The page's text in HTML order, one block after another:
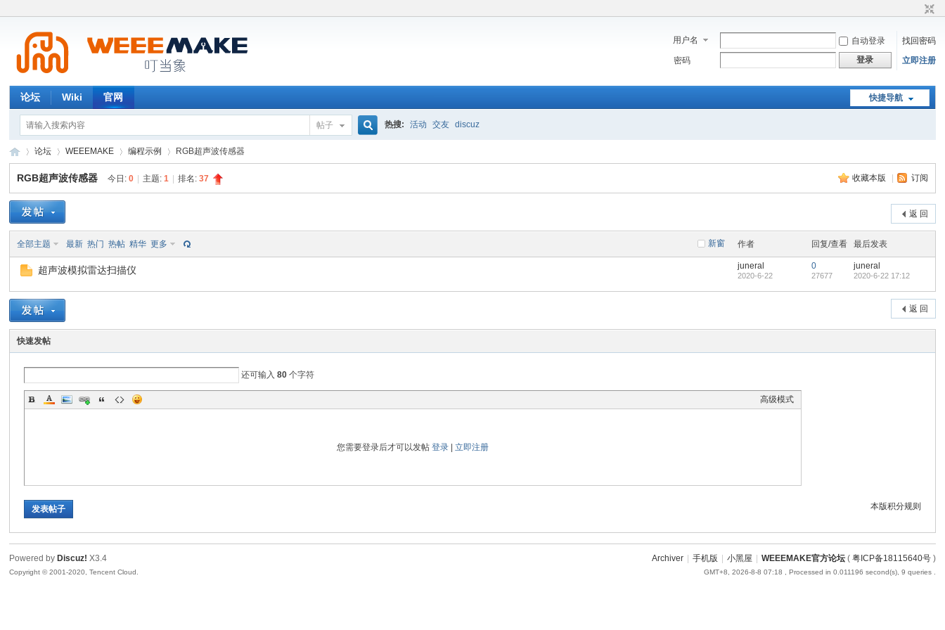
用户名 自动登录
找回密码
密码
登录 立即注册
快捷导航
论坛 Wiki 官网
帖子 热搜: 活动 交友 discuz
EE
»
论坛
›
WEEEMAKE 编程示例 RGB超声波传感器
收藏本版 订阅
RGB超声波传感器 今日:0 主题:1 排名:37
返 回
新窗
全部主题 最新 热门 热帖 精华 更多 作者 回复/查看 最后发表
超声波模拟雷达扫描仪 juneral
2020-6-22
0
27677
juneral
2020-6-22 17:12
返 回
快速发帖
还可输入80 个字符
高级模式
您需要登录后才可以发帖 登录| 立即注册
本版积分规则
发表帖子
Archiver 手机版 小黑屋 WEEEMAKE官方论坛( 粤ICP备18115640号)
GMT+8, 2026-8-8 07:18 , Processed in 0.011196 second(s), 9 queries .
Powered by Discuz! X3.4
Copyright © 2001-2020, Tencent Cloud.